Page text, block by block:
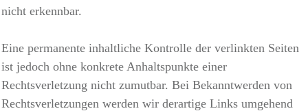
nicht erkennbar.
Eine permanente inhaltliche Kontrolle der verlinkten Seiten
ist jedoch ohne konkrete Anhaltspunkte einer
Rechtsverletzung nicht zumutbar. Bei Bekanntwerden von
Rechtsverletzungen werden wir derartige Links umgehend